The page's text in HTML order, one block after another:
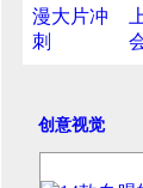
创意视觉